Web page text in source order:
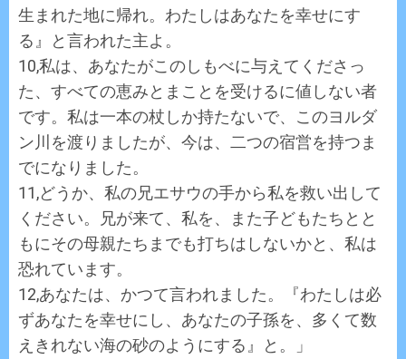
生まれた地に帰れ。わたしはあなたを幸せにす
る』と言われた主よ。
10,私は、あなたがこのしもべに与えてくださっ
た、すべての恵みとまことを受けるに値しない者
です。私は一本の杖しか持たないで、このヨルダ
ン川を渡りましたが、今は、二つの宿営を持つま
でになりました。
11,どうか、私の兄エサウの手から私を救い出して
ください。兄が来て、私を、また子どもたちとと
もにその母親たちまでも打ちはしないかと、私は
恐れています。
12,あなたは、かつて言われました。『わたしは必
ずあなたを幸せにし、あなたの子孫を、多くて数
えきれない海の砂のようにする』と。」